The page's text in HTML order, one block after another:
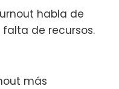
habla de
falta de recursos.
más